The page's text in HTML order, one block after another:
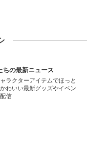
ちの最新ニュース
ラクターアイテムでほっと
わいい最新グッズやイベン
信